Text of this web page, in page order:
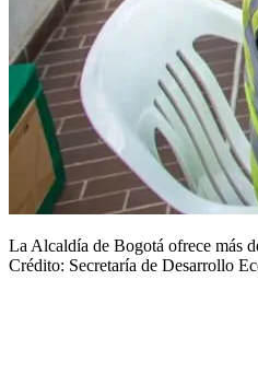
La Alcaldía de Bogotá ofrece más
Crédito: Secretaría de Desarrollo